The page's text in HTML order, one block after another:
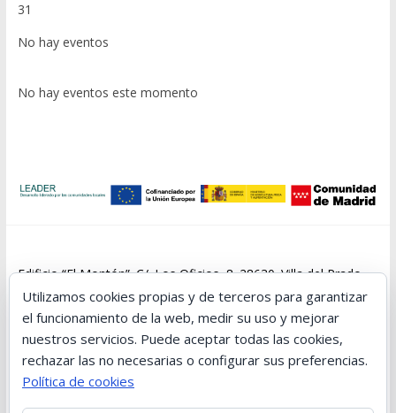
31
No hay eventos
No hay eventos este momento
Edificio “El Montón”. C/. Los Oficios, 8. 28630. Villa del Prado.
Madrid Teléfono: 91 861 15 73
Utilizamos cookies propias y de terceros para garantizar
el funcionamiento de la web, medir su uso y mejorar
nuestros servicios. Puede aceptar todas las cookies,
rechazar las no necesarias o configurar sus preferencias.
Política de cookies